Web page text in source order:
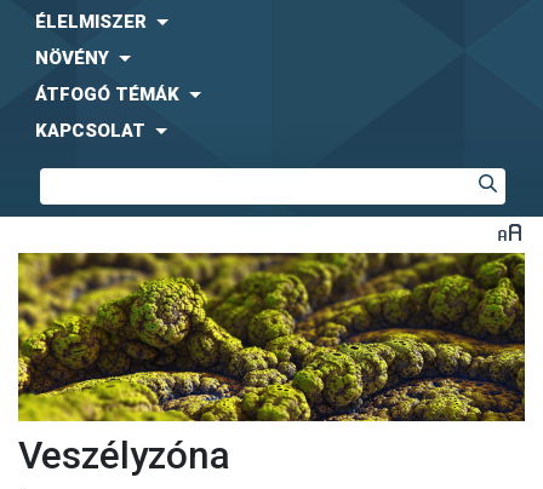
ÉLELMISZER
NÖVÉNY
ÁTFOGÓ TÉMÁK
KAPCSOLAT
Veszélyzóna